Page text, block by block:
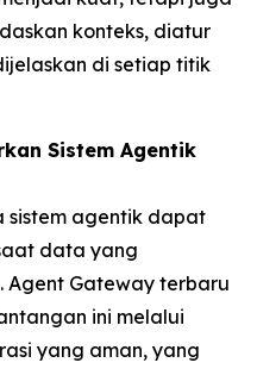
konteks, diatur
di setiap titik
Sistem Agentik
sistem agentik dapat
data yang
Gateway terbaru
ini melalui
yang aman, yang